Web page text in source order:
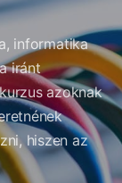
informatika
iránt
azoknak
hiszen az